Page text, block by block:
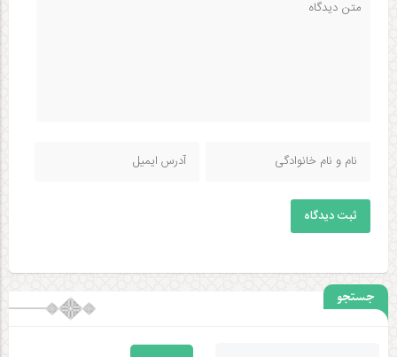
ثبت دیدگاه
جستجو